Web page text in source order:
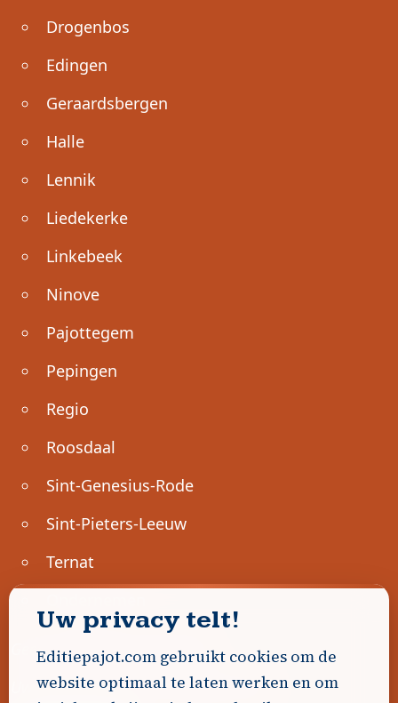
Drogenbos
Edingen
Geraardsbergen
Halle
Lennik
Liedekerke
Linkebeek
Ninove
Pajottegem
Pepingen
Regio
Roosdaal
Sint-Genesius-Rode
Sint-Pieters-Leeuw
Ternat
Geen advertenties gevonden.
Uw advertentie hier? Contacteer ons!
Uw privacy telt!
Editiepajot.com gebruikt cookies om de
website optimaal te laten werken en om